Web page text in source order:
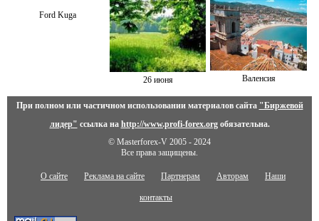
Ford Kuga
26 июня Валенсия
При полном или частичном использовании материалов сайта "Биржевой
лидер" ссылка на http://www.profi-forex.orgобязательна.
© Masterforex-V 2005 - 2024
Все права защищены.
О сайте Реклама на сайте Партнерам Авторам Наши
контакты